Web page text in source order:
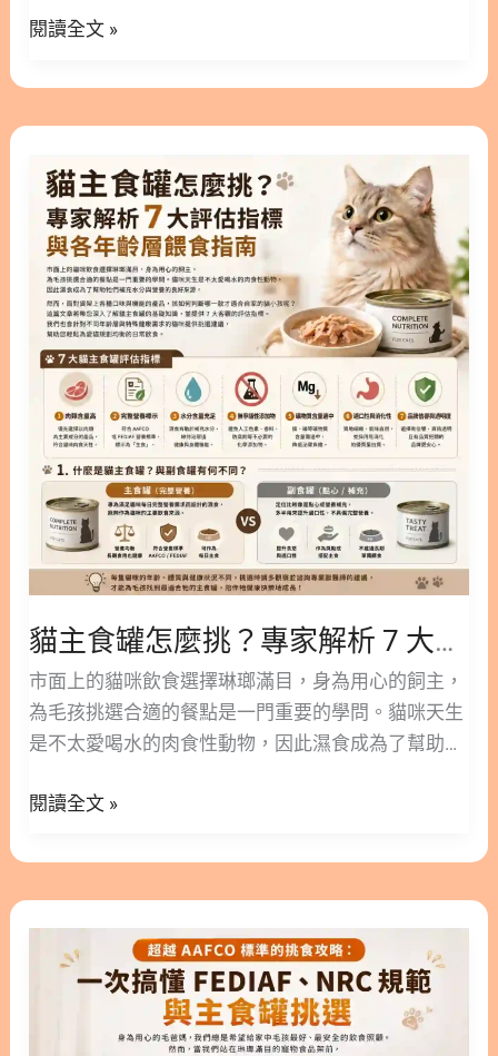
其實來自於動物性蛋白質，僅有15%來自於其他食
單純將飲食替換成無穀配方，並不代表就能完全解決
毛孩的過敏困擾。 2. 專為貓主子設計：貓無穀飼料
與貓咪無穀飼料怎麼挑？ 2.1. 無穀貓飼料適合哪些貓
咪？ 貓咪天生是肉食性動物，在自然環境中幾乎不會
主動攝取穀物。因此，貓無穀飼料在設計理念上，的
確較為貼近貓咪的原始飲食結構。 如果您的貓咪曾經
由獸醫確診對特定穀物過敏，那麼貓咪無穀飼料會是
一個相當不錯的選擇。此外，對於長期腸胃敏感的貓
咪來說，排除傳統穀物有時能
日常首選。 近年來，市面上推出了許多添加特定營養
本文林安安營養師將帶您深入了解這類產品的特色，
並從腎臟、免疫、皮膚、腸胃到關節等5大領域，為
您全面解析挑選重點。希望這篇文章能幫助您找到最
適合家中寶貝的專屬菜單。 ○ 加入追蹤 林安安營養
師粉絲團，用營養蘊育健康！ 隱藏/顯示內容目錄 內
容目錄 : 顯示/隱藏 1. 什麼是機能罐？為貓咪健康加
分的秘密 2. 貓機能罐怎麼挑？5大保健領域全解析
2.1. 腎臟與泌尿照護 2.2. 免疫力與情緒支持 2.3. 皮膚
與毛髮保養 2.4. 腸胃消化機能 2.5. 關節與行動力維護
3. 主食與副食的抉擇：貓機能主食罐的優勢 4. 打造
完美飲食：機能食罐與機能湯罐的搭配指南 5. 給貓
咪更好的生活，立即挑選適合的機能湯罐！ 6. 機能
湯罐常見問題 FAQ Q1：機能湯罐可以每天給貓咪吃
嗎？ Q2：挑嘴貓不愛吃主食罐怎麼辦？ Q3：機能湯
罐和補水湯包對於不愛喝水的貓咪真的有幫助嗎？
Q4：腎臟比較脆弱的熟齡貓可以吃嗎？ Q5：一般罐
頭跟機能罐的差別到底在哪裡？ 1. 什麼是機能罐？
為貓咪健康加分的秘密 市面上的貓咪罐頭種類繁多，
其中「機能罐」可以被理解為美味罐頭的升級版。這
類產品保留了傳統罐頭的高適口性與豐富水分，並額
外添加了針對特定健康需求的營養成分。例如，常見
的添加物包括Omega-3、葡萄糖胺、牛磺酸等，能幫
健食品，這類罐頭能讓貓咪在享受美食的過程中，自
式。只要依照貓咪的身體狀況來挑選，就能在日常生
活中為牠們的健康打底。 2. 貓機能罐怎麼挑？5大保
健領域全解析 挑選貓機能罐時，建議先觀察家中貓咪
最需要加強的健康領域。以下將針對五大常見的保健
需求，為您整理挑選時的觀察重點。 2.1. 腎臟與泌尿
業
選
閱讀全文 »
貓主食罐怎麼挑？專家解析 7 大評估指標與各年齡層餵食指南
市面上的貓咪飲食選擇琳瑯滿目，身為用心的飼主，
為毛孩挑選合適的餐點是一門重要的學問。貓咪天生
是不太愛喝水的肉食性動物，因此濕食成為了幫助牠
種口味與機能的產品，該如何判斷哪一款才適合自家
貓主食罐的基礎知識，並提供 7 大客觀的評估指標。
我們也會針對不同年齡層與特殊健康需求的貓咪提供
挑選建議，幫助您輕鬆為愛貓規劃均衡的日常飲食。
版本閱讀>>
https://www.facebook.com/share/p/1dCZ2gaSJU/
隱藏/顯示內容目錄 內容目錄 : 顯示/隱藏 1. 什麼是貓
主
食
怎
麼
挑？
專
析
大
評
估
標
與
各
年
層
食
閱讀全文 »
AAFCO